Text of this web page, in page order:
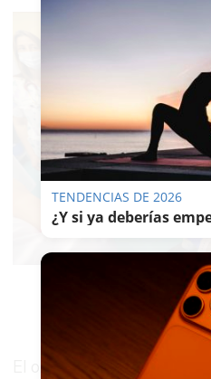
El Hospital de Jerez,
El objetivo de esta
TENDENCIAS DE 2026
¿Y si ya deberías